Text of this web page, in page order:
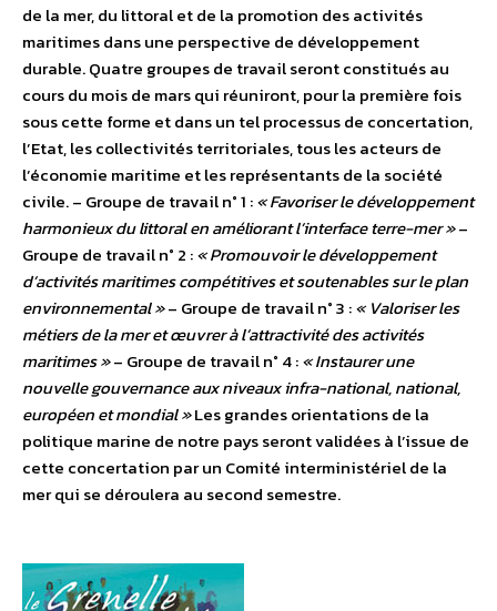
de la mer, du littoral et de la promotion des activités
maritimes dans une perspective de développement
durable. Quatre groupes de travail seront constitués au
cours du mois de mars qui réuniront, pour la première fois
sous cette forme et dans un tel processus de concertation,
l’Etat, les collectivités territoriales, tous les acteurs de
l’économie maritime et les représentants de la société
civile. – Groupe de travail n° 1 :« Favoriser le développement
harmonieux du littoral en améliorant l’interface terre-mer »–
Groupe de travail n° 2 :« Promouvoir le développement
d’activités maritimes compétitives et soutenables sur le plan
environnemental »– Groupe de travail n° 3 :« Valoriser les
métiers de la mer et œuvrer à l’attractivité des activités
maritimes »– Groupe de travail n° 4 :« Instaurer une
nouvelle gouvernance aux niveaux infra-national, national,
européen et mondial »Les grandes orientations de la
politique marine de notre pays seront validées à l’issue de
cette concertation par un Comité interministériel de la
mer qui se déroulera au second semestre.